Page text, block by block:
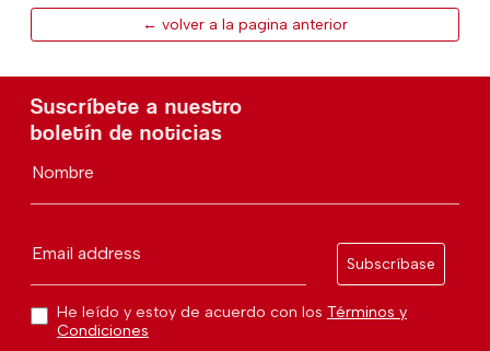
← volver a la pagina anterior
Suscríbete a nuestro
boletín de noticias
Nombre
Email address
Subscríbase
He leído y estoy de acuerdo con los Términos y
Condiciones